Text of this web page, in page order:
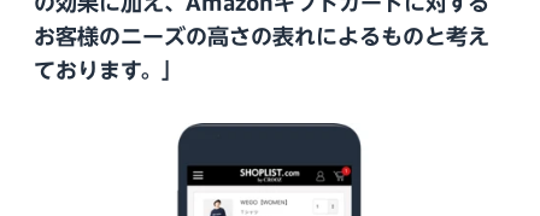
お客様のニーズの高さの表れによるものと考え
ております。